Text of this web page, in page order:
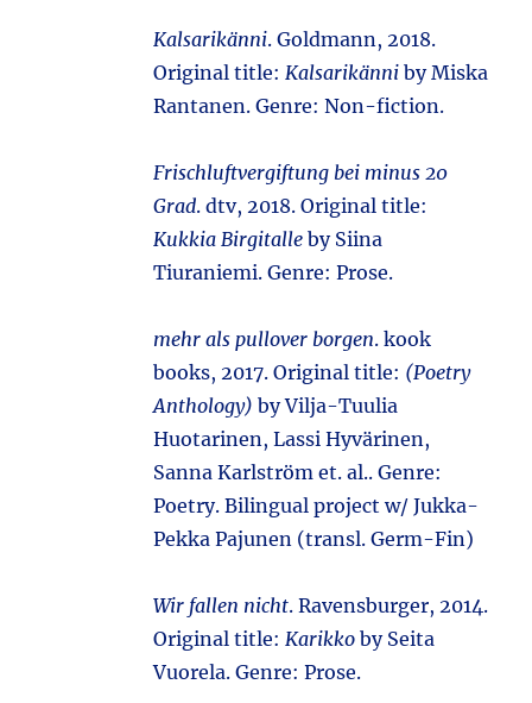
Kalsarikänni. Goldmann, 2018.
Original title:Kalsarikänni by Miska
Rantanen. Genre: Non-fiction.
Frischluftvergiftung bei minus 20
Grad. dtv, 2018. Original title:
Kukkia Birgitalle by Siina
Tiuraniemi. Genre: Prose.
mehr als pullover borgen. kook
books, 2017. Original title: (Poetry
Anthology) by Vilja-Tuulia
Huotarinen, Lassi Hyvärinen,
Sanna Karlström et. al.. Genre:
Poetry. Bilingual project w/ Jukka-
Pekka Pajunen (transl. Germ-Fin)
Wir fallen nicht. Ravensburger, 2014.
Original title:Karikko by Seita
Vuorela. Genre: Prose.